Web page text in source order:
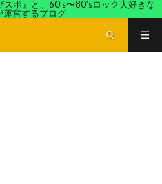
ポ』と、60’s〜80’sロック大好きな
運営するブログ